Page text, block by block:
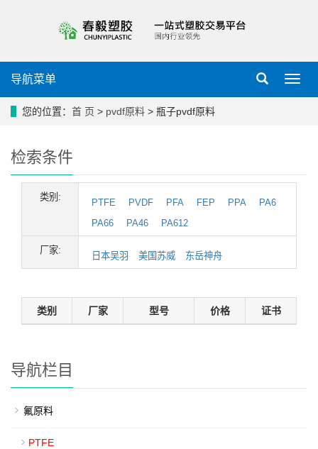
导
导航菜单
您的位置： 首 页 > pvdf原料 > 瓶子pvdf原料
检索条件
类别:
PTFE PVDF PFA FEP PPA
PA6
PA66
PA46 PA612
厂家:
日本吴羽 美国苏威 东岳神舟
类别 厂家 型号 价格 证书
导航栏目
氟原料
PTFE